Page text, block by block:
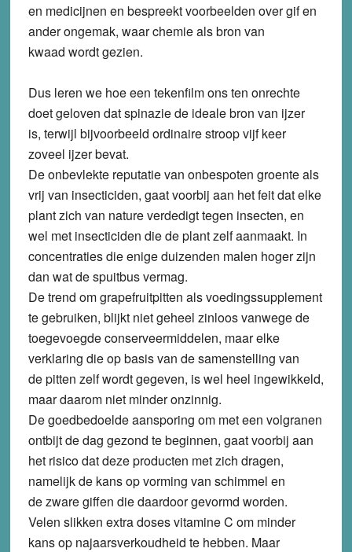
en medicijnen en bespreekt voorbeelden over gif en
ander ongemak, waar chemie als bron van
kwaad wordt gezien.
Dus leren we hoe een tekenfilm ons ten onrechte
doet geloven dat spinazie de ideale bron van ijzer
is, terwijl bijvoorbeeld ordinaire stroop vijf keer
zoveel ijzer bevat.
De onbevlekte reputatie van onbespoten groente als
vrij van insecticiden, gaat voorbij aan het feit dat elke
plant zich van nature verdedigt tegen insecten, en
wel met insecticiden die de plant zelf aanmaakt. In
concentraties die enige duizenden malen hoger zijn
dan wat de spuitbus vermag.
De trend om grapefruitpitten als voedingssupplement
te gebruiken, blijkt niet geheel zinloos vanwege de
toegevoegde conserveermiddelen, maar elke
verklaring die op basis van de samenstelling van
de pitten zelf wordt gegeven, is wel heel ingewikkeld,
maar daarom niet minder onzinnig.
De goedbedoelde aansporing om met een volgranen
ontbijt de dag gezond te beginnen, gaat voorbij aan
het risico dat deze producten met zich dragen,
namelijk de kans op vorming van schimmel en
de zware giffen die daardoor gevormd worden.
Velen slikken extra doses vitamine C om minder
kans op najaarsverkoudheid te hebben. Maar